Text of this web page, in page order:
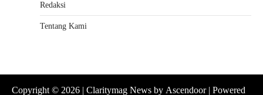
Redaksi
Tentang Kami
Copyright © 2026 | Claritymag News by Ascendoor| Powered